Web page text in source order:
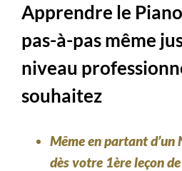
Apprendre le
pas-à-pas même
niveau
souhaitez
Même en partant d’un
dès votre 1ère leçon